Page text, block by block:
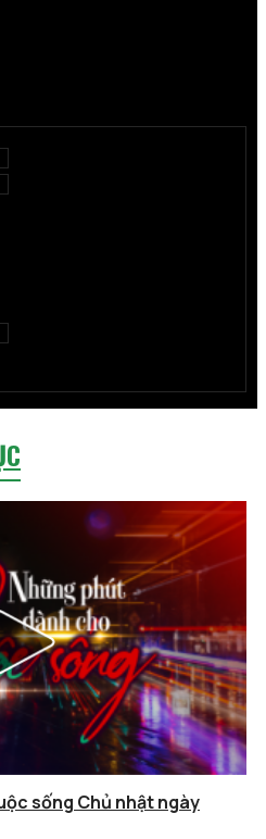
sống Chủ nhật ngày